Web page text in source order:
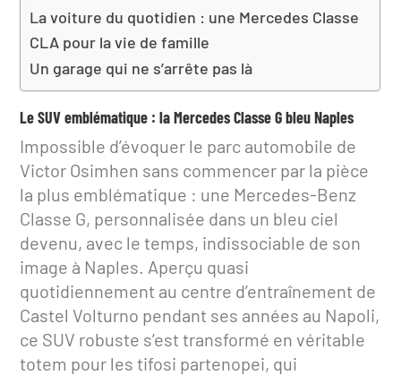
La voiture du quotidien : une Mercedes Classe
CLA pour la vie de famille
Un garage qui ne s’arrête pas là
Le SUV emblématique : la Mercedes Classe G bleu Naples
Impossible d’évoquer le parc automobile de
Victor Osimhen sans commencer par la pièce
la plus emblématique : une Mercedes-Benz
Classe G, personnalisée dans un bleu ciel
devenu, avec le temps, indissociable de son
image à Naples. Aperçu quasi
quotidiennement au centre d’entraînement de
Castel Volturno pendant ses années au Napoli,
ce SUV robuste s’est transformé en véritable
totem pour les tifosi partenopei, qui